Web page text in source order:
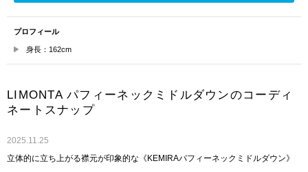
プロフィール
身長：162cm
LIMONTA パフィーネックミドルダウンのコーディ
ネートスナップ
2025.11.25
立体的に立ち上がる襟元が印象的な《KEMIRAパフィーネックミドルダウン》